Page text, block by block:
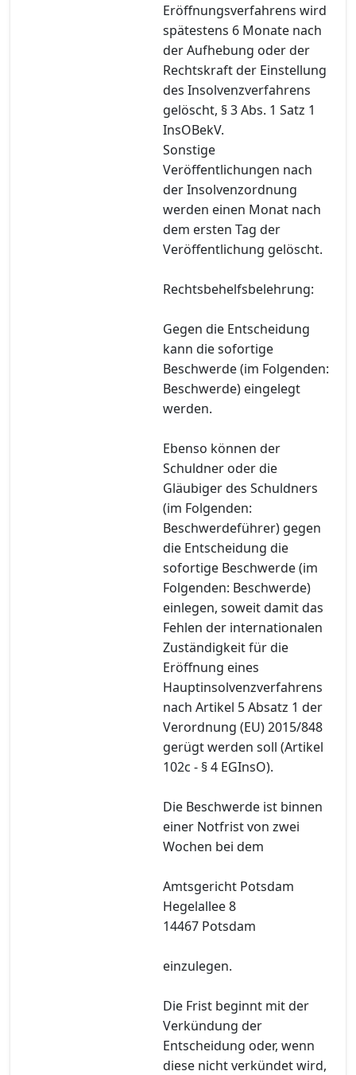
Eröffnungsverfahrens wird
spätestens 6 Monate nach
der Aufhebung oder der
Rechtskraft der Einstellung
des Insolvenzverfahrens
gelöscht, § 3 Abs. 1 Satz 1
InsOBekV.
Sonstige
Veröffentlichungen nach
der Insolvenzordnung
werden einen Monat nach
dem ersten Tag der
Veröffentlichung gelöscht.
Rechtsbehelfsbelehrung:
Gegen die Entscheidung
kann die sofortige
Beschwerde (im Folgenden:
Beschwerde) eingelegt
werden.
Ebenso können der
Schuldner oder die
Gläubiger des Schuldners
(im Folgenden:
Beschwerdeführer) gegen
die Entscheidung die
sofortige Beschwerde (im
Folgenden: Beschwerde)
einlegen, soweit damit das
Fehlen der internationalen
Zuständigkeit für die
Eröffnung eines
Hauptinsolvenzverfahrens
nach Artikel 5 Absatz 1 der
Verordnung (EU) 2015/848
gerügt werden soll (Artikel
102c - § 4 EGInsO).
Die Beschwerde ist binnen
einer Notfrist von zwei
Wochen bei dem
Amtsgericht Potsdam
Hegelallee 8
14467 Potsdam
einzulegen.
Die Frist beginnt mit der
Verkündung der
Entscheidung oder, wenn
diese nicht verkündet wird,